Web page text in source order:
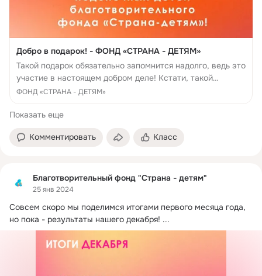
Добро в подарок! - ФОНД «СТРАНА - ДЕТЯМ»
Такой подарок обязательно запомнится надолго, ведь это
участие в настоящем добром деле! Кстати, такой
сюрприз можно вручить и без повода😉
ФОНД «СТРАНА - ДЕТЯМ»
Показать еще
Комментировать Класс
Благотворительный фонд "Страна - детям"
25 янв 2024
Совсем скоро мы поделимся итогами первого месяца года,
но пока - результаты нашего декабря! ...